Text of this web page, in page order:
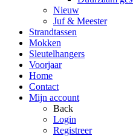
Nieuw
Juf & Meester
Strandtassen
Mokken
Sleutelhangers
Voorjaar
Home
Contact
Mijn account
Back
Login
Registreer